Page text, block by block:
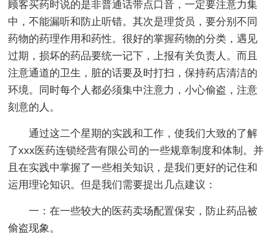
顾客买药时说的是非普通话带点口音，一定要注意力集
中，不能漏听和防止听错。其次是理货员，要分别不同
药物的药理作用和药性。很好的掌握药物的分类，遇见
过期，损坏的药品要统一记下，上报有关负责人。而且
注意通道的卫生，脏的话要及时打扫，保持药店清洁的
环境。同时每个人都必须集中注意力，小心偷盗，注意
刻意的人。
通过这二个星期的实践和工作，使我们大致的了解
了xxx医药连锁经营有限公司的一些规章制度和体制。并
且在实践中掌握了一些相关知识，是我们更好的记住和
运用理论知识。但是我们需要提出几点建议：
一：在一些较大的医药卖场配置保安，防止药品被
偷盗现象。